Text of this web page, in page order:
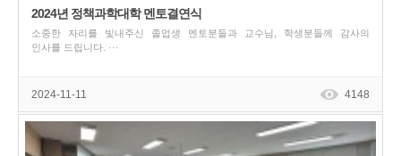
2024년 정책과학대학 멘토결연식
소중한 자리를 빛내주신 졸업생 멘토분들과 교수님, 학생분들께 감사의
인사를 드립니다. ···
2024-11-11 4148